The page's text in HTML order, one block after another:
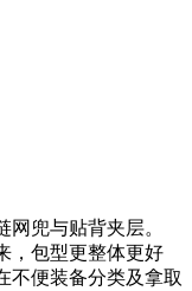
兜与贴背夹层。
，包型更整体更好
不便装备分类及拿取